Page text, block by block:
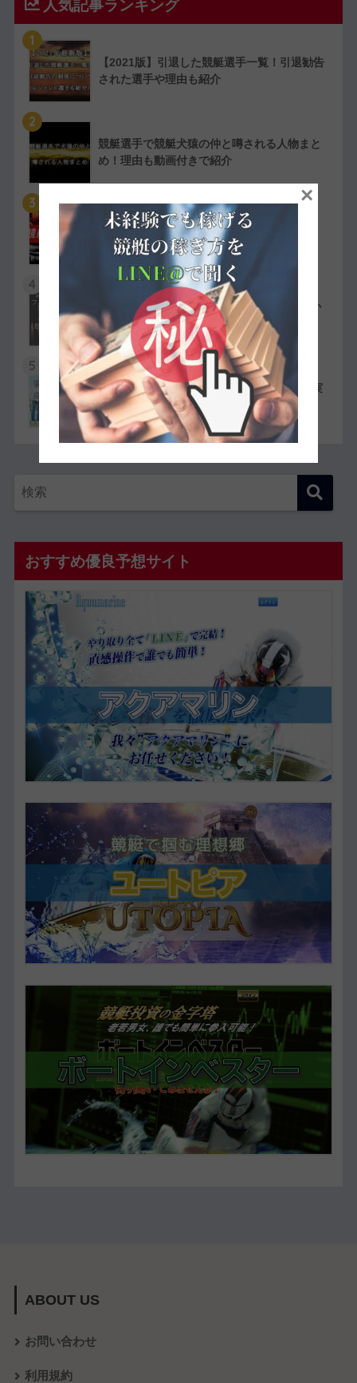
人気記事ランキング
1
【2021版】引退した競艇選手一覧！引退勧告
された選手や理由も紹介
2
競艇選手で競艇犬猿の仲と噂される人物まと
め！理由も動画付きで紹介
3
【実費で検証】競艇LINERの予想は凄かっ
た！特徴や評判・口コミを紹介
4
競艇選手の嫌われ者まとめ！ファン・選手か
ら嫌われている人物を紹介
5
競艇選手同士の夫婦11組一覧【夫婦対決が実
現したレースも紹介】
おすすめ優良予想サイト
ABOUT US
お問い合わせ
利用規約
×